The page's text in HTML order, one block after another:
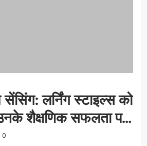
लर्निंग स्टाइल्स को
शैक्षणिक सफलता पर
0